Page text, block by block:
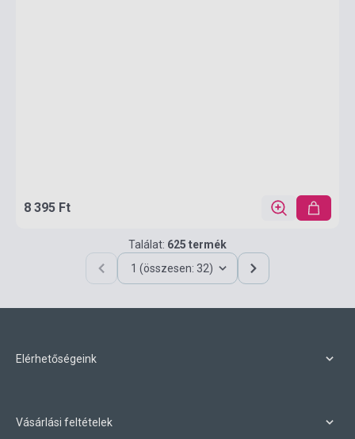
8 395 Ft
Találat: 625 termék
1 (összesen: 32)
Elérhetőségeink
Vásárlási feltételek